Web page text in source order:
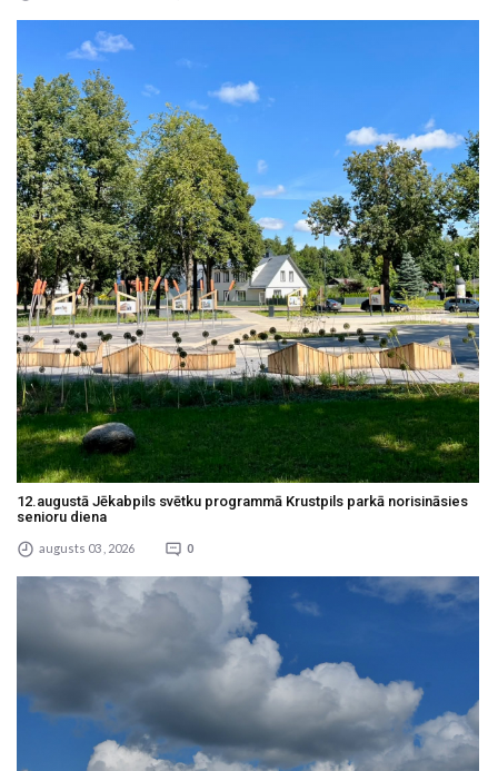
12.augustā Jēkabpils svētku programmā Krustpils parkā norisināsies
senioru diena
augusts 03 , 2026 0